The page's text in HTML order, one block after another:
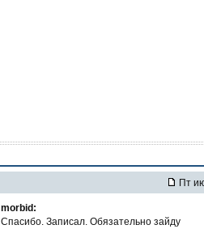
Пт
morbid:
Спасибо. Записал. Обязательно зайду